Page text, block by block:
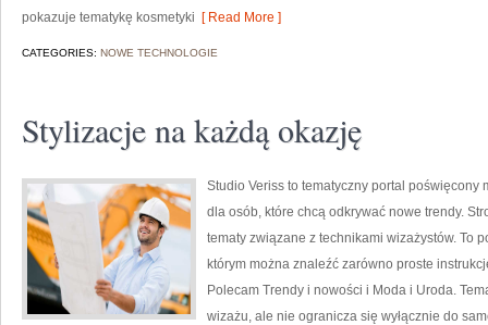
pokazuje tematykę kosmetyki [ Read More ]
CATEGORIES: NOWE TECHNOLOGIE
Stylizacje na każdą okazję
Studio Veriss to tematyczny portal
dla osób, które chcą odkrywać nowe trendy.
tematy związane z technikami wizażystów. To
którym można znaleźć zarówno proste
Polecam Trendy i nowości i Moda i Uroda.
wizażu, ale nie ogranicza się wyłącznie do